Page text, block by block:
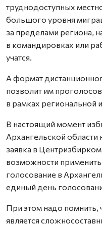
труднодоступных
большого уровня
за пределами региона,
в командировках или
учатся.
А формат
позволит им
в рамках региональной
В настоящий момент
Архангельской области
заявка в
возможности
голосование в
единый день
При этом надо помнить,
является